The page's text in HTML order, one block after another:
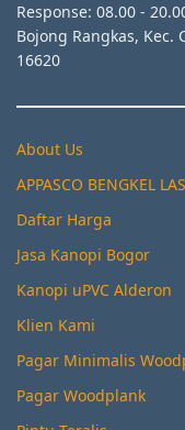
Response: 08.00 -
Bojong Rangkas, Kec.
16620
About Us
APPASCO BENGKEL
Daftar Harga
Jasa Kanopi Bogor
Kanopi uPVC Alderon
Klien Kami
Pagar Minimalis
Pagar Woodplank